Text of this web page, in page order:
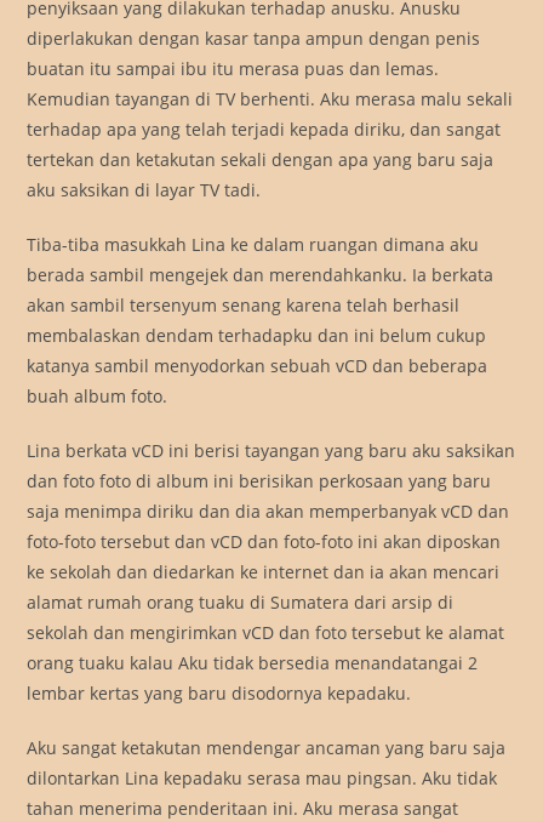
penyiksaan yang dilakukan terhadap anusku. Anusku
diperlakukan dengan kasar tanpa ampun dengan penis
buatan itu sampai ibu itu merasa puas dan lemas.
Kemudian tayangan di TV berhenti. Aku merasa malu sekali
terhadap apa yang telah terjadi kepada diriku, dan sangat
tertekan dan ketakutan sekali dengan apa yang baru saja
aku saksikan di layar TV tadi.
Tiba-tiba masukkah Lina ke dalam ruangan dimana aku
berada sambil mengejek dan merendahkanku. Ia berkata
akan sambil tersenyum senang karena telah berhasil
membalaskan dendam terhadapku dan ini belum cukup
katanya sambil menyodorkan sebuah vCD dan beberapa
buah album foto.
Lina berkata vCD ini berisi tayangan yang baru aku saksikan
dan foto foto di album ini berisikan perkosaan yang baru
saja menimpa diriku dan dia akan memperbanyak vCD dan
foto-foto tersebut dan vCD dan foto-foto ini akan diposkan
ke sekolah dan diedarkan ke internet dan ia akan mencari
alamat rumah orang tuaku di Sumatera dari arsip di
sekolah dan mengirimkan vCD dan foto tersebut ke alamat
orang tuaku kalau Aku tidak bersedia menandatangai 2
lembar kertas yang baru disodornya kepadaku.
Aku sangat ketakutan mendengar ancaman yang baru saja
dilontarkan Lina kepadaku serasa mau pingsan. Aku tidak
tahan menerima penderitaan ini. Aku merasa sangat